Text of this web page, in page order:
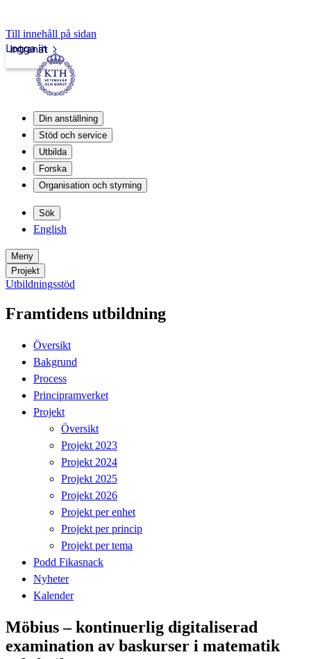
Till innehåll på sidan
Intranät
Logga in
Din anställning
Stöd och service
Utbilda
Forska
Organisation och styrning
Sök
English
Meny
Projekt
Utbildningsstöd
Framtidens utbildning
Översikt
Bakgrund
Process
Principramverket
Projekt
Översikt
Projekt 2023
Projekt 2024
Projekt 2025
Projekt 2026
Projekt per enhet
Projekt per princip
Projekt per tema
Podd Fikasnack
Nyheter
Kalender
Möbius – kontinuerlig digitaliserad
examination av baskurser i matematik